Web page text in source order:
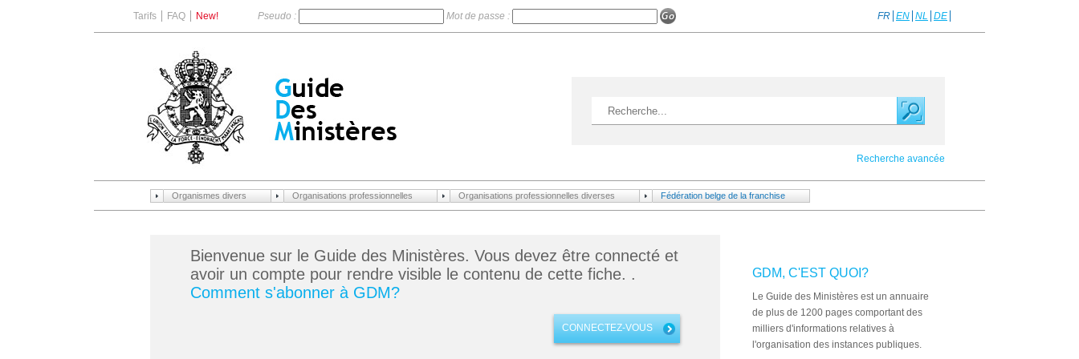
Tarifs FAQ New! Pseudo : Mot de passe : FR EN NL DE
Recherche avancée
Organismes divers Organisations professionnelles Organisations professionnelles diverses Fédération belge de la franchise
Bienvenue sur le Guide des Ministères. Vous devez être connecté et
avoir un compte pour rendre visible le contenu de cette fiche. .
Comment s'abonner à GDM?
CONNECTEZ-VOUS
GDM, C'EST QUOI?
Le Guide des Ministères est un annuaire
de plus de 1200 pages comportant des
milliers d'informations relatives à
l'organisation des instances publiques.